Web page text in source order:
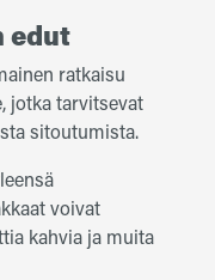
edut
ratkaisu
jotka tarvitsevat
sitoutumista.
voivat
kahvia ja muita